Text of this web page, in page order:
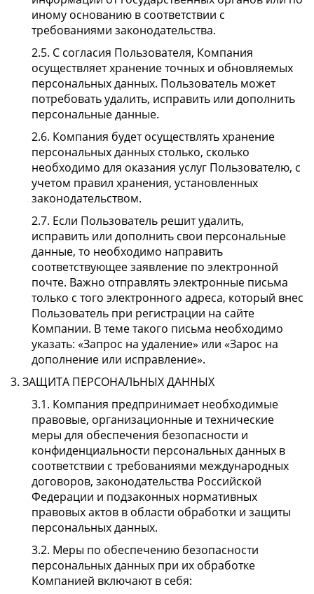
иному основанию в соответствии с
требованиями законодательства.
2.5. С согласия Пользователя, Компания
осуществляет хранение точных и обновляемых
персональных данных. Пользователь может
потребовать удалить, исправить или дополнить
персональные данные.
2.6. Компания будет осуществлять хранение
персональных данных столько, сколько
необходимо для оказания услуг Пользователю, с
учетом правил хранения, установленных
законодательством.
2.7. Если Пользователь решит удалить,
исправить или дополнить свои персональные
данные, то необходимо направить
соответствующее заявление по электронной
почте. Важно отправлять электронные письма
только с того электронного адреса, который внес
Пользователь при регистрации на сайте
Компании. В теме такого письма необходимо
указать: «Запрос на удаление» или «Зарос на
дополнение или исправление».
3. ЗАЩИТА ПЕРСОНАЛЬНЫХ ДАННЫХ
3.1. Компания предпринимает необходимые
правовые, организационные и технические
меры для обеспечения безопасности и
конфиденциальности персональных данных в
соответствии с требованиями международных
договоров, законодательства Российской
Федерации и подзаконных нормативных
правовых актов в области обработки и защиты
персональных данных.
3.2. Меры по обеспечению безопасности
персональных данных при их обработке
Компанией включают в себя: